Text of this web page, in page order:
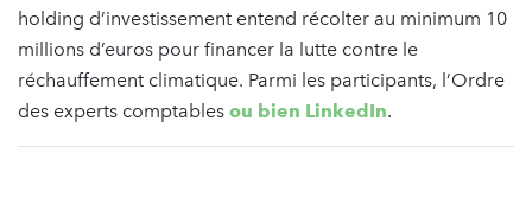
holding d’investissement entend récolter au minimum 10
millions d’euros pour financer la lutte contre le
réchauffement climatique. Parmi les participants, l’Ordre
des experts comptables ou bien LinkedIn.